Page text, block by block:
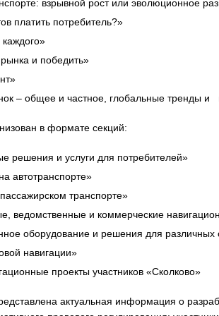
взрывной рост или эволюционное
платить потребитель?»
и победить»
– общее и частное, глобальные тренды и
в формате секций:
решения и услуги для потребителей»
автотранспорте»
транспорте»
ведомственные и коммерческие
оборудование и решения для различных
навигации»
проекты участников «Сколково»
актуальная информация о